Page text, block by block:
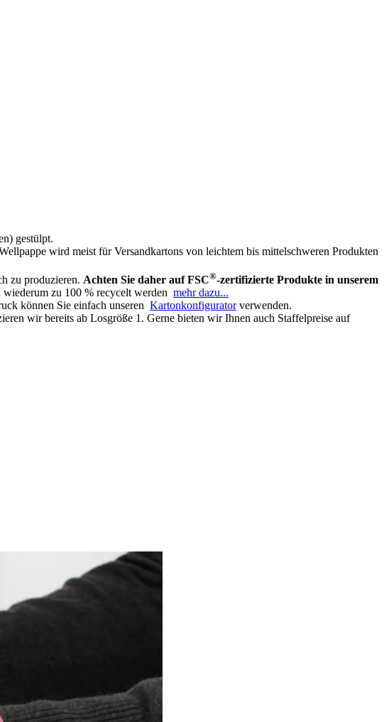
gestülpt.
wird meist für Versandkartons von leichtem bis mittelschweren Produkten
zu produzieren. Achten Sie daher auf FSC®-zertifizierte Produkte in unserem
wiederum zu 100 % recycelt werden mehr dazu...
können Sie einfach unseren Kartonkonfiguratorverwenden.
wir bereits ab Losgröße 1. Gerne bieten wir Ihnen auch Staffelpreise auf